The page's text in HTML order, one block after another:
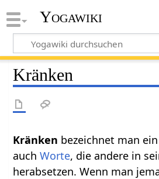
Yogawiki
Kränken
bezeichnet man
auchWorte, die andere in
herabsetzen. Wenn man